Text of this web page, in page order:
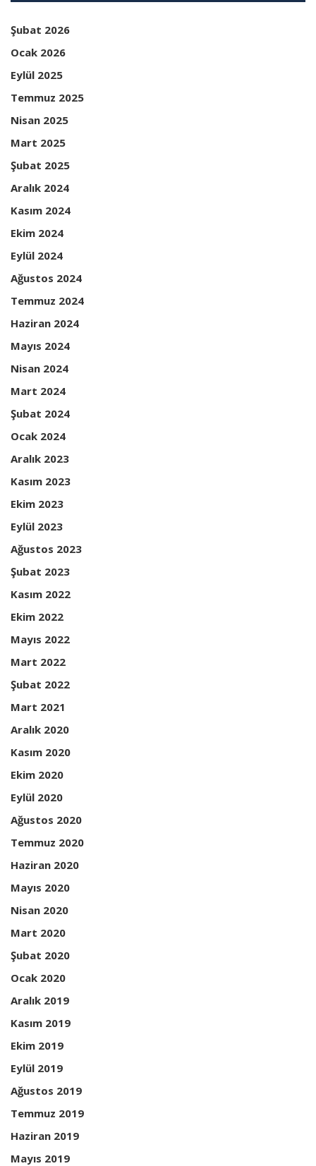
Şubat 2026
Ocak 2026
Eylül 2025
Temmuz 2025
Nisan 2025
Mart 2025
Şubat 2025
Aralık 2024
Kasım 2024
Ekim 2024
Eylül 2024
Ağustos 2024
Temmuz 2024
Haziran 2024
Mayıs 2024
Nisan 2024
Mart 2024
Şubat 2024
Ocak 2024
Aralık 2023
Kasım 2023
Ekim 2023
Eylül 2023
Ağustos 2023
Şubat 2023
Kasım 2022
Ekim 2022
Mayıs 2022
Mart 2022
Şubat 2022
Mart 2021
Aralık 2020
Kasım 2020
Ekim 2020
Eylül 2020
Ağustos 2020
Temmuz 2020
Haziran 2020
Mayıs 2020
Nisan 2020
Mart 2020
Şubat 2020
Ocak 2020
Aralık 2019
Kasım 2019
Ekim 2019
Eylül 2019
Ağustos 2019
Temmuz 2019
Haziran 2019
Mayıs 2019